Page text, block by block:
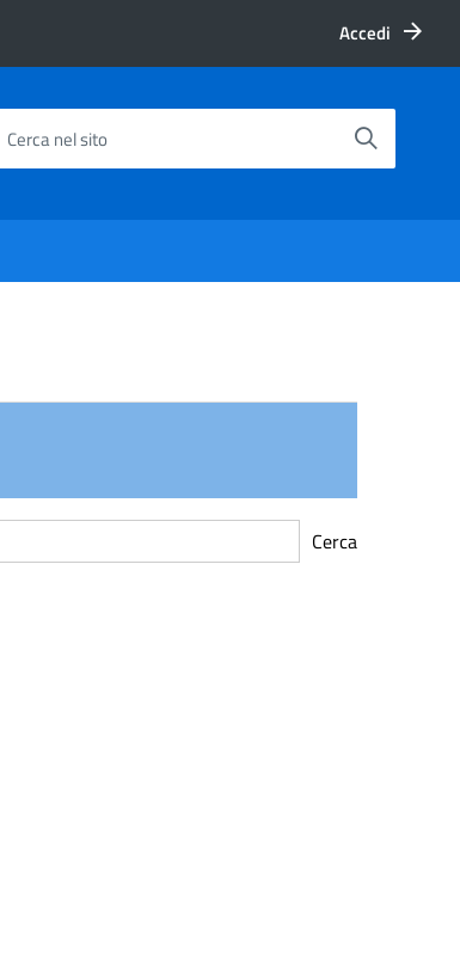
Accedi
Cerca nel sito
Cerca